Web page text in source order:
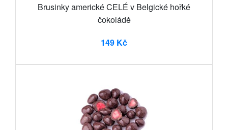
Brusinky americké CELÉ v Belgické hořké
čokoládě
149 Kč